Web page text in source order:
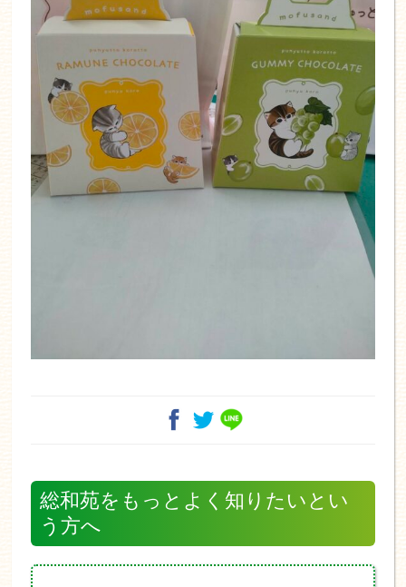
総和苑をもっとよく知りたいとい
う方へ